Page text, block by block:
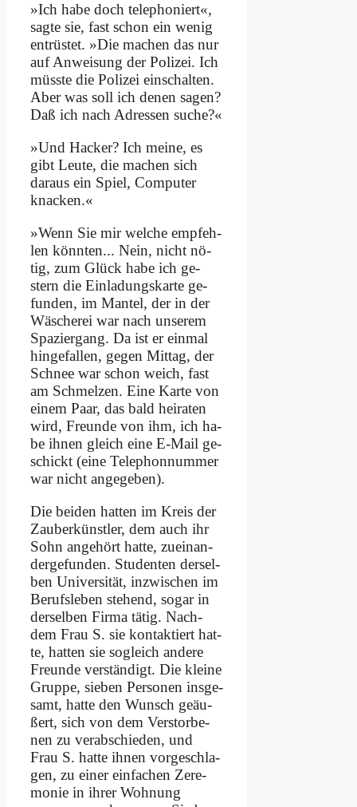
»Ich ha­be doch te­le­pho­niert«,
sag­te sie, fast schon ein we­nig
ent­rü­stet. »Die ma­chen das nur
auf An­wei­sung der Po­li­zei. Ich
müss­te die Po­li­zei ein­schal­ten.
Aber was soll ich de­nen sa­gen?
Daß ich nach Adres­sen su­che?«
»Und Hacker? Ich mei­ne, es
gibt Leu­te, die ma­chen sich
dar­aus ein Spiel, Com­pu­ter
knacken.«
»Wenn Sie mir wel­che emp­feh­
len könn­ten... Nein, nicht nö­
tig, zum Glück ha­be ich ge­
stern die Ein­la­dungs­kar­te ge­
fun­den, im Man­tel, der in der
Wä­sche­rei war nach un­se­rem
Spa­zier­gang. Da ist er ein­mal
hin­ge­fal­len, ge­gen Mit­tag, der
Schnee war schon weich, fast
am Schmel­zen. Ei­ne Kar­te von
ei­nem Paar, das bald hei­ra­ten
wird, Freun­de von ihm, ich ha­
be ih­nen gleich ei­ne E‑Mail ge­
schickt (ei­ne Te­le­phon­num­mer
war nicht an­ge­ge­ben).
Die bei­den hat­ten im Kreis der
Zau­ber­künst­ler, dem auch ihr
Sohn an­ge­hört hat­te, zu­ein­an­
der­ge­fun­den. Stu­den­ten der­sel­
ben Uni­ver­si­tät, in­zwi­schen im
Be­rufs­le­ben ste­hend, so­gar in
der­sel­ben Fir­ma tä­tig. Nach­
dem Frau S. sie kon­tak­tiert hat­
te, hat­ten sie so­gleich an­de­re
Freun­de ver­stän­digt. Die klei­ne
Grup­pe, sie­ben Per­so­nen ins­ge­
samt, hat­te den Wunsch ge­äu­
ßert, sich von dem Ver­stor­be­
nen zu ver­ab­schie­den, und
Frau S. hat­te ih­nen vor­ge­schla­
gen, zu ei­ner ein­fa­chen Ze­re­
mo­nie in ih­rer Woh­nung